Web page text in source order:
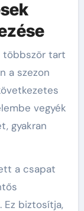
többször tart
a szezon
vegyék
gyakran
a csapat
Ez biztosítja,